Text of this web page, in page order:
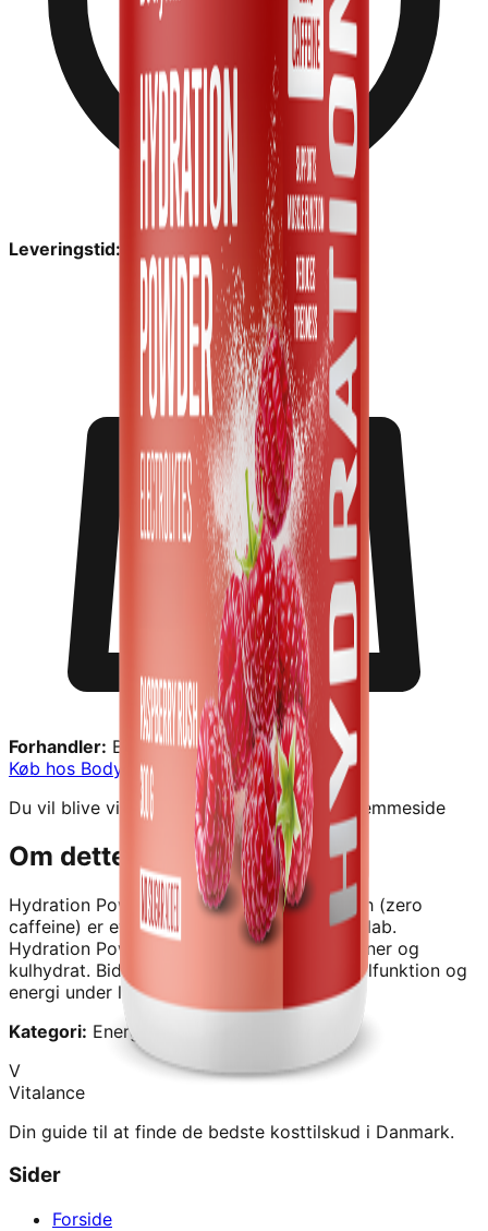
Leveringstid:
Forhandler: Bodylab
Køb hos Bodylab→
Du vil blive videresendt til forhandlerens hjemmeside
Om dette produkt
Hydration Powder (300 g) - Raspberry Rush (zero
caffeine) er et kvalitetskosttilskud fra Bodylab.
Hydration Powder med elektrolytter, vitaminer og
kulhydrat. Bidrager til vøskebalance, muskelfunktion og
energi under lange trøningspas.
Kategori: Energi
V
Vitalance
Din guide til at finde de bedste kosttilskud i Danmark.
Sider
Forside